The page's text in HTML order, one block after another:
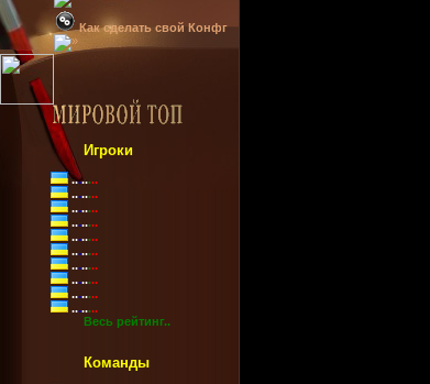
Как сделать свой Конфг
Игроки
........
........
........
........
........
........
........
........
........
........
Весь рейтинг..
Команды